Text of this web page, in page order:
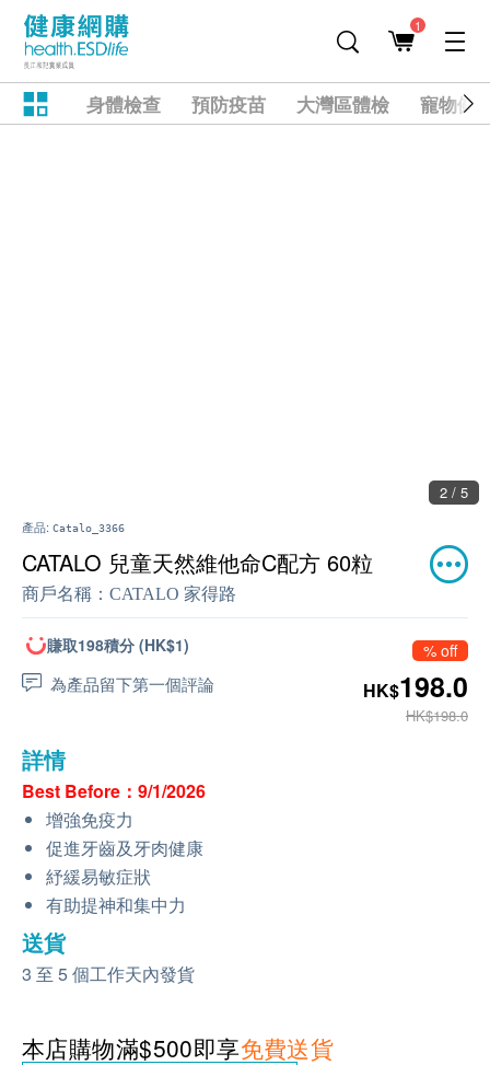
1
身體檢查 預防疫苗 大灣區體檢 寵物健
2 / 5
產品: Catalo_3366
CATALO 兒童天然維他命C配方 60粒
商戶名稱： CATALO 家得路
賺取198積分 (HK$1)
為產品留下第一個評論
% off
HK$198.0
HK$198.0
詳情
Best Before：9/1/2026
增強免疫力
促進牙齒及牙肉健康
紓緩易敏症狀
有助提神和集中力
送貨
3 至 5 個工作天內發貨
本店購物滿$500即享免費送貨